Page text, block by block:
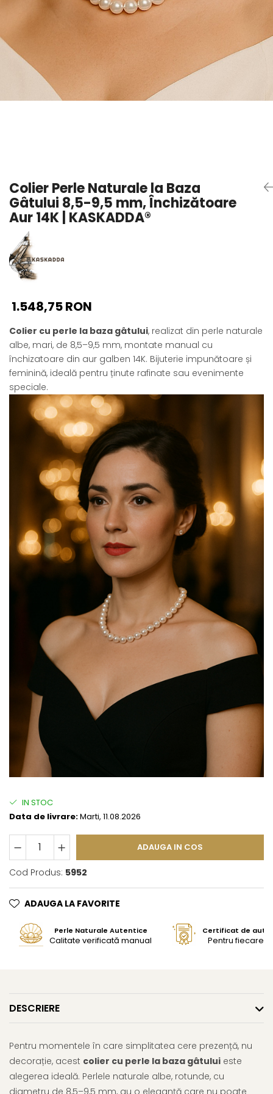
Seturi Perle cu Argint
Pandantive cu Perle
Brose cu Perle
Colier Perle Naturale la Baza
Gâtului 8,5-9,5 mm, Închizătoare
Aur 14K | KASKADDA®
1.548,75 RON
Colier cu perle la baza gâtului, realizat din perle naturale
albe, mari, de 8,5–9,5 mm, montate manual cu
închizatoare din aur galben 14K. Bijuterie impunătoare și
feminină, ideală pentru ținute rafinate sau evenimente
speciale.
IN STOC
Data de livrare:Marti, 11.08.2026
ADAUGA IN COS
Cod Produs: 5952
ADAUGA LA FAVORITE
Perle Naturale Autentice
Calitate verificată manual
Certificat de
Pentru fiecare
DESCRIERE
Pentru momentele în care simplitatea cere prezență, nu
decorație, acest colier cu perle la baza gâtului este
alegerea ideală. Perlele naturale albe, rotunde, cu
diametru de 8,5–9,5 mm, au o eleganță care nu poate